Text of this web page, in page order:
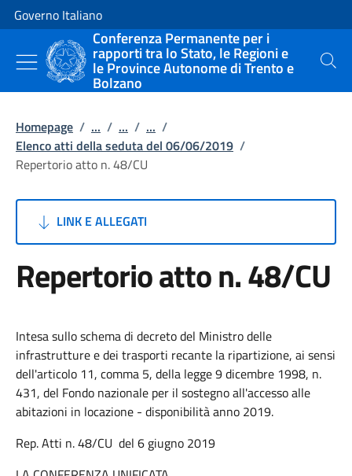
Vai al contenuto
Vai alla navigazione del sito
Governo Italiano
Conferenza Permanente per i
rapporti tra lo Stato, le Regioni e
le Province Autonome di Trento e
Bolzano
Cerca
Homepage / ... / ... / ... /
Elenco atti della seduta del 06/06/2019 /
Repertorio atto n. 48/CU
LINK E ALLEGATI
Repertorio atto n. 48/CU
Intesa sullo schema di decreto del Ministro delle
infrastrutture e dei trasporti recante la ripartizione, ai sensi
dell'articolo 11, comma 5, della legge 9 dicembre 1998, n.
431, del Fondo nazionale per il sostegno all'accesso alle
abitazioni in locazione - disponibilità anno 2019.
Rep. Atti n. 48/CU del 6 giugno 2019